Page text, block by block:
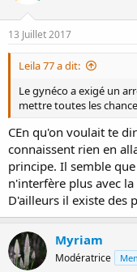
13 Juillet 2017
Leila 77 a dit:
Le gynéco a exigé un
mettre toutes les
CEn qu'on voulait te
connaissent rien en
principe. Il semble
n'interfère plus avec
D'ailleurs il existe des
Myriam
Modératrice